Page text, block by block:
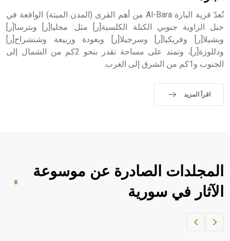
تُعدّ قرية البارة Al-Bara من أهم القرى (المدن الميتة) الواقعة في
جبل الزاوية جنوبي الكتلة الكلسية[ر] مثل: مجليا[ر] وبترسا[ر]
وبشيلا[ر] وفريكيا[ر] وسرجيلا[ر] وبعودة وربيعة وشنشراح[ر]
ودللوزة[ر]، وتمتد على مساحة تقدر بنحو 2كم من الشمال إلى
الجنوب و1كم من الشرق إلى الغرب.
اقرأ المزيد
المجلدات الصادرة عن موسوعة
الآثار في سورية